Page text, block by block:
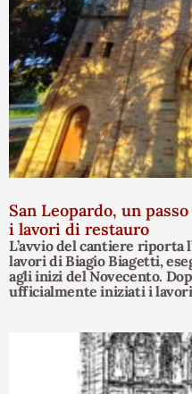
San Leopardo, un
i lavori di restauro
L’avvio del cantiere riporta
lavori di Biagio Biagetti,
agli inizi del Novecento.
ufficialmente iniziati i